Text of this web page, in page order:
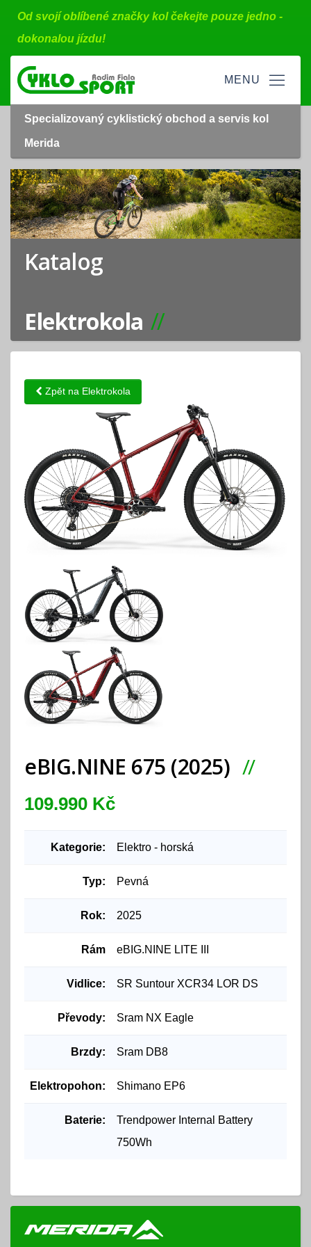
Od svojí oblíbené značky kol čekejte pouze jedno -
dokonalou jízdu!
Specializovaný cyklistický obchod a servis kol
Merida
Katalog
Elektrokola
Zpět na Elektrokola
eBIG.NINE 675 (2025)
109.990 Kč
Kategorie: Elektro - horská
Typ: Pevná
Rok: 2025
Rám eBIG.NINE LITE III
Vidlice: SR Suntour XCR34 LOR DS
Převody: Sram NX Eagle
Brzdy: Sram DB8
Elektropohon: Shimano EP6
Baterie:
Trendpower Internal Battery
750Wh